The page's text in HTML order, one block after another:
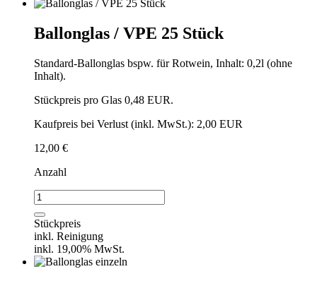
Ballonglas / VPE 25 Stück
Standard-Ballonglas bspw. für Rotwein, Inhalt: 0,2l (ohne
Inhalt).
Stückpreis pro Glas 0,48 EUR.
Kaufpreis bei Verlust (inkl. MwSt.): 2,00 EUR
12,00 €
Anzahl
Ballonglas
/
VPE
25
Stück
Menge
Stückpreis
inkl. Reinigung
inkl. 19,00% MwSt.